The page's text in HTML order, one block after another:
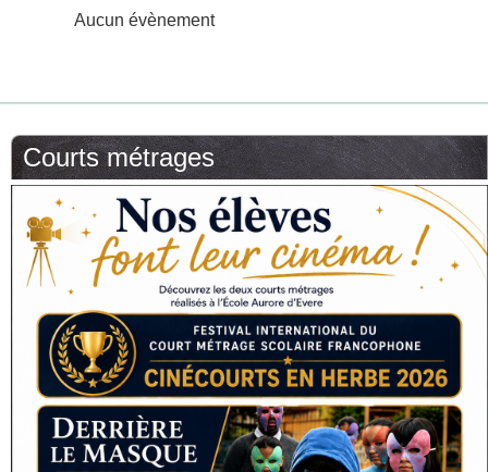
Aucun évènement
Courts métrages